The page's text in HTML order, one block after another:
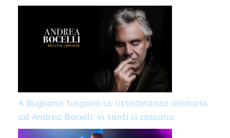
A Bugliano tolgono la cittadinanza onoraria
ad Andrea Bocelli: in tanti ci cascano